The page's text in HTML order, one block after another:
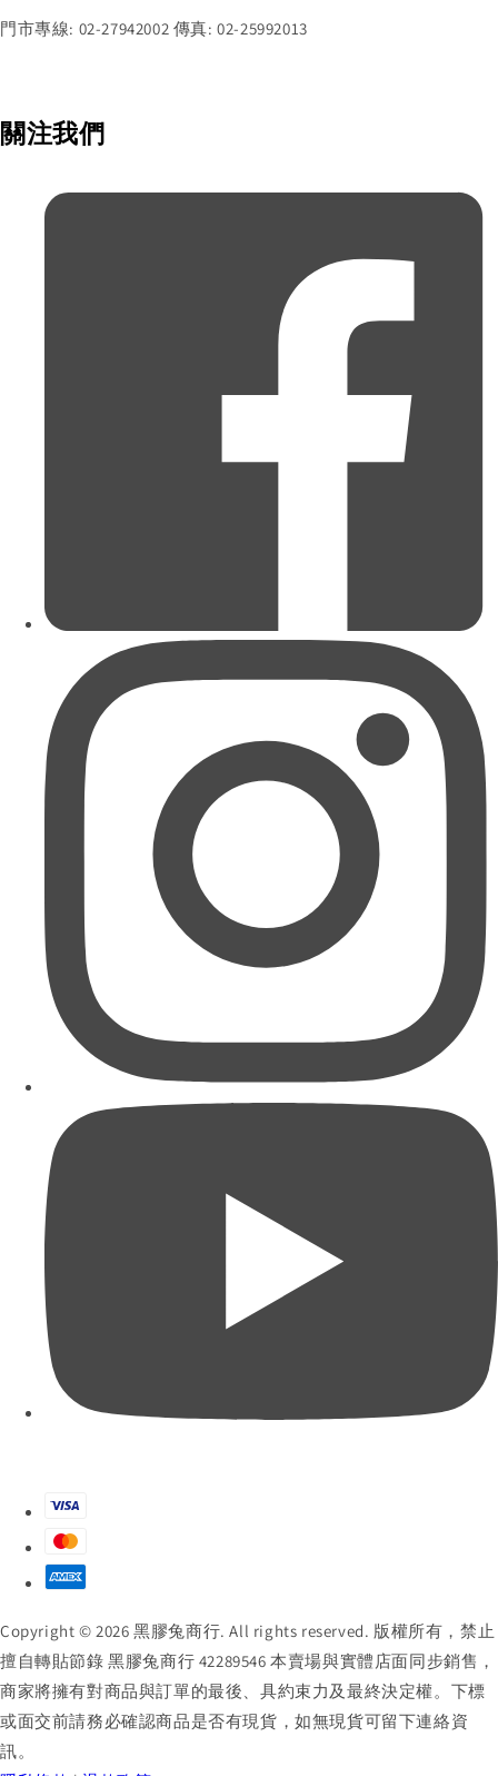
門市專線: 02-27942002 傳真: 02-25992013
關注我們
Copyright © 2026 黑膠兔商行. All rights reserved. 版權所有，禁止
擅自轉貼節錄 黑膠兔商行 42289546 本賣場與實體店面同步銷售，
商家將擁有對商品與訂單的最後、具約束力及最終決定權。下標
或面交前請務必確認商品是否有現貨，如無現貨可留下連絡資
訊。